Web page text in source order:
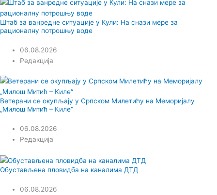
Штаб за ванредне ситуације у Кули: На снази мере за
рационалну потрошњу воде
06.08.2026
Редакција
Ветерани се окупљају у Српском Милетићу на Меморијалу
„Милош Митић – Киле“
06.08.2026
Редакција
Обустављена пловидба на каналима ДТД
06.08.2026